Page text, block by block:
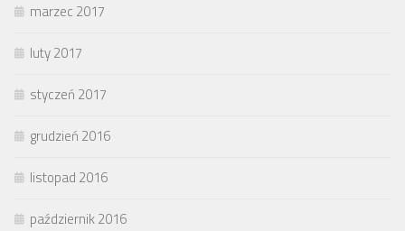
marzec 2017
luty 2017
styczeń 2017
grudzień 2016
listopad 2016
październik 2016